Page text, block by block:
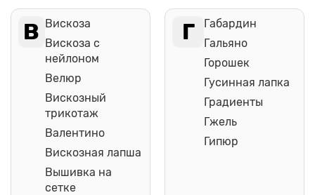
В Вискоза
Вискоза с
нейлоном
Велюр
Вискозный
трикотаж
Валентино
Вискозная лапша
Вышивка на
сетке
Г
Габардин
Гальяно
Горошек
Гусинная лапка
Градиенты
Гжель
Гипюр